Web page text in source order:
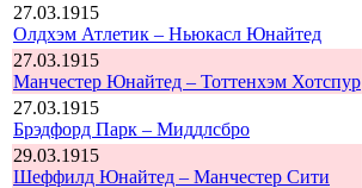
27.03.1915
Олдхэм Атлетик – Ньюкасл Юнайтед
27.03.1915
Манчестер Юнайтед – Тоттенхэм Хотспур
27.03.1915
Брэдфорд Парк – Миддлсбро
29.03.1915
Шеффилд Юнайтед – Манчестер Сити